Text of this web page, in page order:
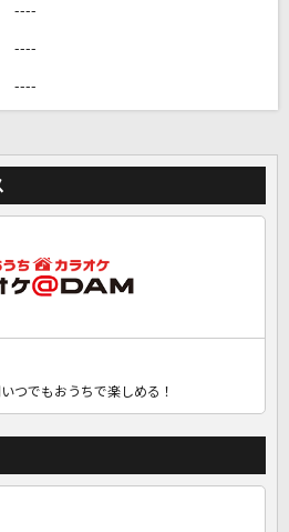
をもっと楽しもう！
と一緒に！練習にも！
----
----
----
つでもおうちで楽しめる！